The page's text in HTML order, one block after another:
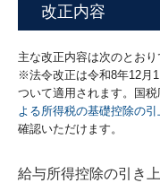
改正内容
主な改正内容は次のとおり
※法令改正は令和8年12月
ついて適用されます。国税
よる所得税の基礎控除の
確認いただけます。
給与所得控除の引き